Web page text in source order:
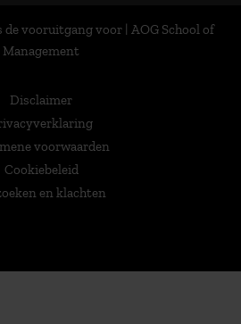
vooruitgang voor | AOG School of
Management
Disclaimer
voorwaarden
Cookiebeleid
en klachten